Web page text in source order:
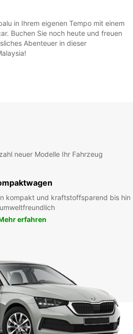
in Ihrem eigenen Tempo mit einem
Buchen Sie noch heute und freuen
Abenteuer in dieser
neuer Modelle Ihr Fahrzeug
kompakt und kraftstoffsparend bis hin
erfahren